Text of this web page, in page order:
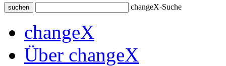
suchen changeX-Suche
changeX
Über changeX